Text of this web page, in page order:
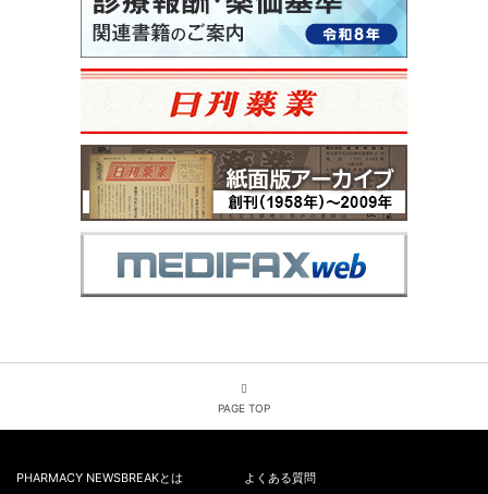
PAGE TOP
PHARMACY NEWSBREAKとは
よくある質問